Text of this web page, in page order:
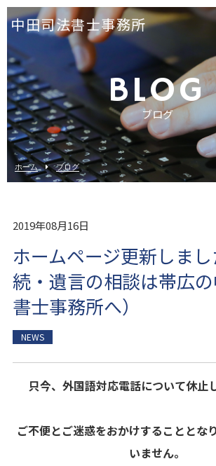
中田司法書士事務所
BLOG
ブログ
ホーム ブログ
2019年08月16日
ホームページ更新しま
続・遺言の相談は帯広
書士事務所へ）
NEWS
只今、外国語対応電話について休止
ご不便とご迷惑をおかけすることとな
いません。